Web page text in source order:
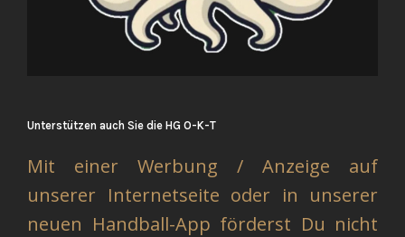
Unterstützen auch Sie die HG O-K-T
Mit einer Werbung / Anzeige auf
unserer Internetseite oder in unserer
neuen Handball-App förderst Du nicht